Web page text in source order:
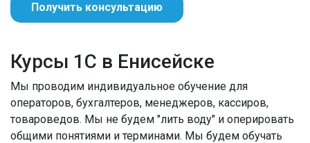
Получить консультацию
Курсы 1С в Енисейске
Мы проводим индивидуальное обучение для
операторов, бухгалтеров, менеджеров, кассиров,
товароведов. Мы не будем "лить воду" и оперировать
общими понятиями и терминами. Мы будем обучать